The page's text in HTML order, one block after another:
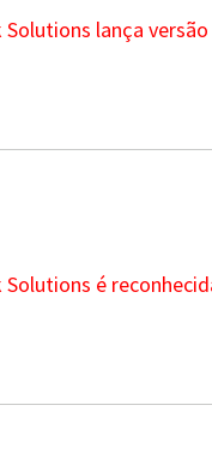
Solutions lança
Solutions é